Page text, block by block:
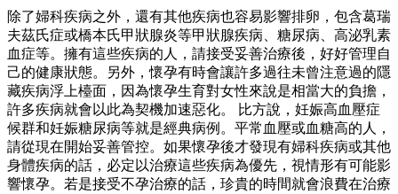
除了婦科疾病之外，還有其他疾病也容易影響排卵，包含葛瑞
夫茲氏症或橋本氏甲狀腺炎等甲狀腺疾病、糖尿病、高泌乳素
血症等。擁有這些疾病的人，請接受妥善治療後，好好管理自
己的健康狀態。另外，懷孕有時會讓許多過往未曾注意過的隱
藏疾病浮上檯面，因為懷孕生育對女性來說是相當大的負擔，
許多疾病就會以此為契機加速惡化。 比方說，妊娠高血壓症
候群和妊娠糖尿病等就是經典病例。平常血壓或血糖高的人，
請從現在開始妥善管控。如果懷孕後才發現有婦科疾病或其他
身體疾病的話，必定以治療這些疾病為優先，視情形有可能影
響懷孕。若是接受不孕治療的話，珍貴的時間就會浪費在治療